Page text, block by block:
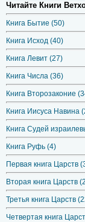
Читайте Книги
Книга Бытие (50)
Книга Исход (40)
Книга Левит (27)
Книга Числа (36)
Книга Второзаконие
Книга Иисуса Навина
Книга Судей
Книга Руфь (4)
Первая книга Царств
Вторая книга Царств
Третья книга Царств
Четвертая книга